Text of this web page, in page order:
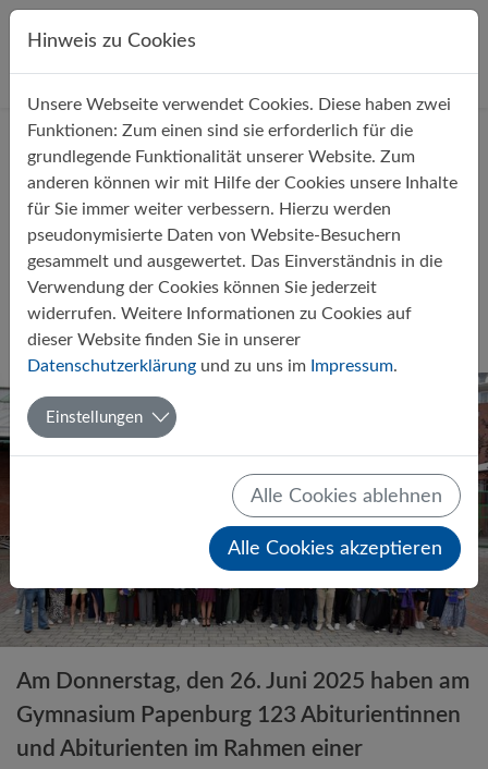
Direkt zur Hauptnavigation springen
Direkt zum Inhalt springen
StartseiteÜber uns Aktuelles
Verleihung der Abiturzeugnisse
2025 am Gymnasium Papenburg
Von Matthias Reike 30.06.2025 Allgemein
Am Donnerstag, den 26. Juni 2025 haben am
Gymnasium Papenburg 123 Abiturientinnen
und Abiturienten im Rahmen einer
Hinweis zu Cookies
Unsere Webseite verwendet Cookies. Diese haben zwei
Funktionen: Zum einen sind sie erforderlich für die
grundlegende Funktionalität unserer Website. Zum
anderen können wir mit Hilfe der Cookies unsere Inhalte
für Sie immer weiter verbessern. Hierzu werden
pseudonymisierte Daten von Website-Besuchern
gesammelt und ausgewertet. Das Einverständnis in die
Verwendung der Cookies können Sie jederzeit
widerrufen. Weitere Informationen zu Cookies auf
dieser Website finden Sie in unserer
Datenschutzerklärung und zu uns im Impressum.
Einstellungen
Alle Cookies ablehnen
Alle Cookies akzeptieren